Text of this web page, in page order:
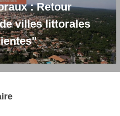
: Retour
villes littorales